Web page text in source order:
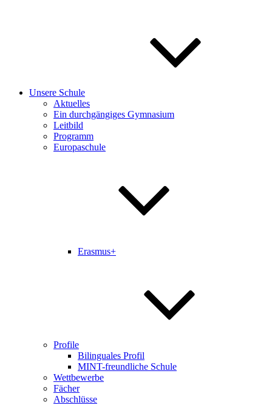
Unsere Schule
Aktuelles
Ein durchgängiges Gymnasium
Leitbild
Programm
Europaschule
Erasmus+
Profile
Bilinguales Profil
MINT-freundliche Schule
Wettbewerbe
Fächer
Abschlüsse